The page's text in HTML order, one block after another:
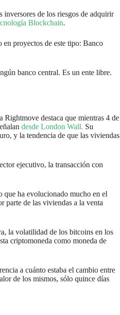
de los riesgos de adquirir
Blockchain.
en proyectos de este tipo: Banco
banco central. Es un ente libre.
destaca que mientras 4 de
desde London Wall. Su
y la tendencia de que las viviendas
ejecutivo, la transacción con
que ha evolucionado mucho en el
parte de las viviendas a la venta
la volatilidad de los bitcoins en los
criptomoneda como moneda de
a cuánto estaba el cambio entre
de los mismos, sólo quince días